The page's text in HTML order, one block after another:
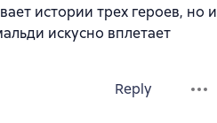
истории трех героев, но и
искусно вплетает
Reply